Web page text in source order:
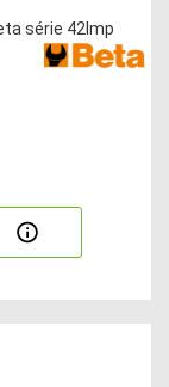
série 42lmp